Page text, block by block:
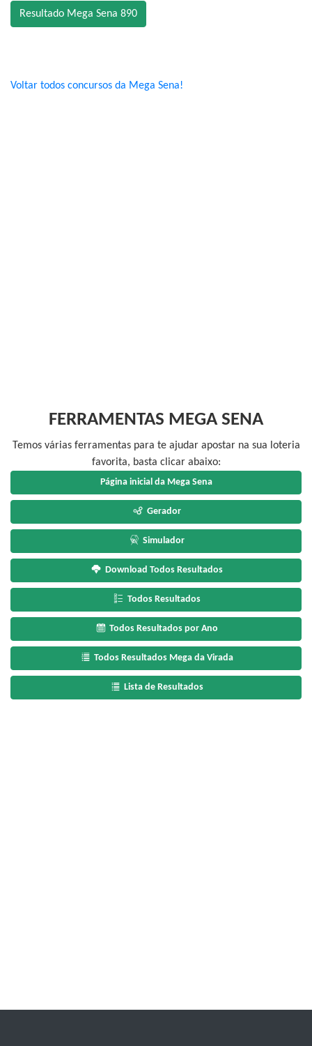
Resultado Mega Sena 890
Voltar todos concursos da Mega Sena!
FERRAMENTAS MEGA SENA
Temos várias ferramentas para te ajudar apostar na sua loteria
favorita, basta clicar abaixo:
Página inicial da Mega Sena
Gerador
Simulador
Download Todos Resultados
Todos Resultados
Todos Resultados por Ano
Todos Resultados Mega da Virada
Lista de Resultados